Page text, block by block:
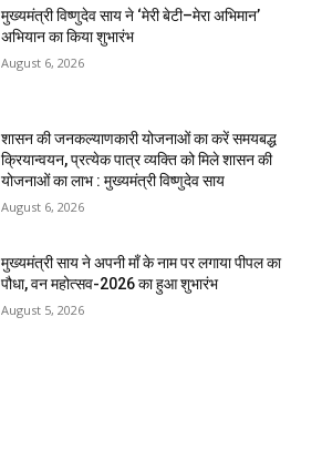
मुख्यमंत्री विष्णुदेव साय ने ‘मेरी बेटी–मेरा अभिमान’
अभियान का किया शुभारंभ
August 6, 2026
शासन की जनकल्याणकारी योजनाओं का करें समयबद्ध
क्रियान्वयन, प्रत्येक पात्र व्यक्ति को मिले शासन की
योजनाओं का लाभ : मुख्यमंत्री विष्णुदेव साय
August 6, 2026
मुख्यमंत्री साय ने अपनी माँ के नाम पर लगाया पीपल का
पौधा, वन महोत्सव-2026 का हुआ शुभारंभ
August 5, 2026